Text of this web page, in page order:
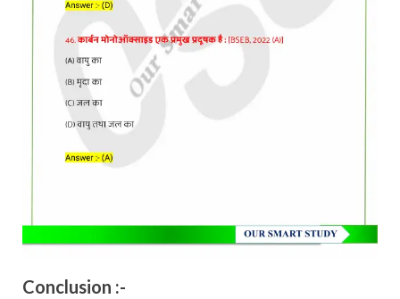
Conclusion :-